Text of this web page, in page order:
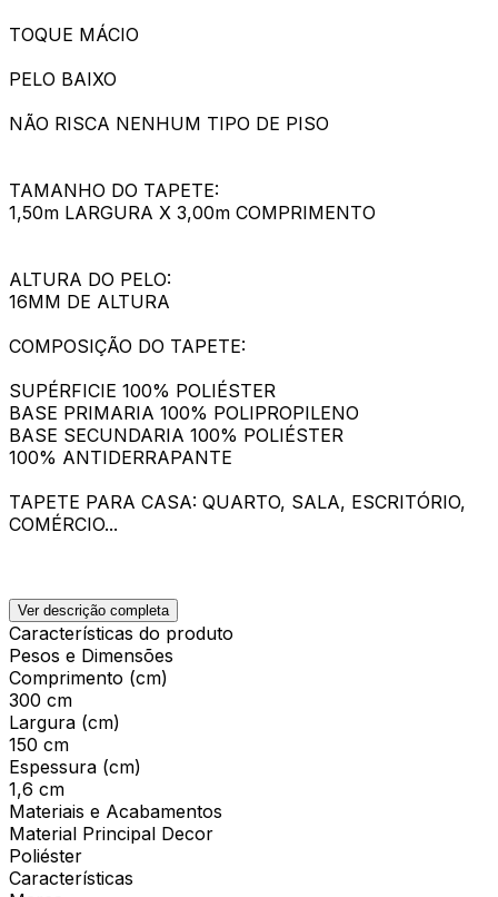
TOQUE MÁCIO
PELO BAIXO
NÃO RISCA NENHUM TIPO DE PISO
TAMANHO DO TAPETE:
1,50m LARGURA X 3,00m COMPRIMENTO
ALTURA DO PELO:
16MM DE ALTURA
COMPOSIÇÃO DO TAPETE:
SUPÉRFICIE 100% POLIÉSTER
BASE PRIMARIA 100% POLIPROPILENO
BASE SECUNDARIA 100% POLIÉSTER
100% ANTIDERRAPANTE
TAPETE PARA CASA: QUARTO, SALA, ESCRITÓRIO,
COMÉRCIO...
Ver descrição completa
Características do produto
Pesos e Dimensões
Comprimento (cm)
300 cm
Largura (cm)
150 cm
Espessura (cm)
1,6 cm
Materiais e Acabamentos
Material Principal Decor
Poliéster
Características